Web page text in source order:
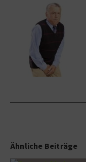
Ähnliche Beiträge